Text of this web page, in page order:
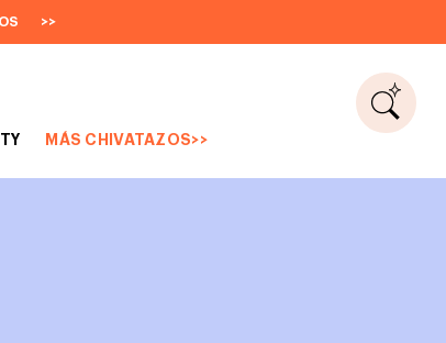
>>
MÁS CHIVATAZOS>>